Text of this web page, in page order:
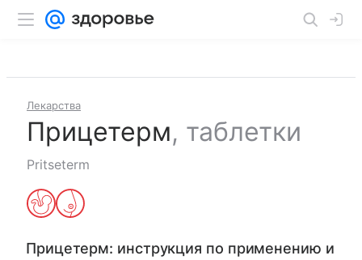
Лекарства
Прицетерм, таблетки
Pritseterm
Прицетерм: инструкция по применению и